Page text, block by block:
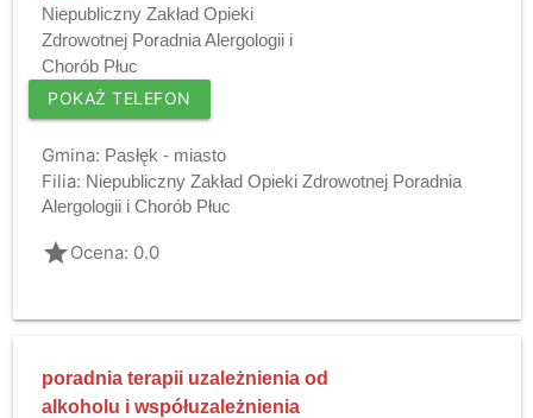
Niepubliczny Zakład Opieki
Zdrowotnej Poradnia Alergologii i
Chorób Płuc
POKAŻ TELEFON
Gmina: Pasłęk - miasto
Filia: Niepubliczny Zakład Opieki Zdrowotnej Poradnia
Alergologii i Chorób Płuc
gradeOcena: 0.0
poradnia terapii uzależnienia od
alkoholu i współuzależnienia